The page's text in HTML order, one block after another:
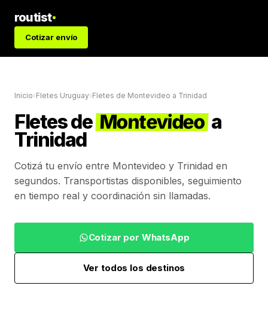
routist
Cotizar envío
Inicio›Fletes Uruguay›Fletes de Montevideo a Trinidad
Fletes de Montevideo a
Trinidad
Cotizá tu envío entre Montevideo y Trinidad en
segundos. Transportistas disponibles, seguimiento
en tiempo real y coordinación sin llamadas.
Cotizar por WhatsApp
Ver todos los destinos